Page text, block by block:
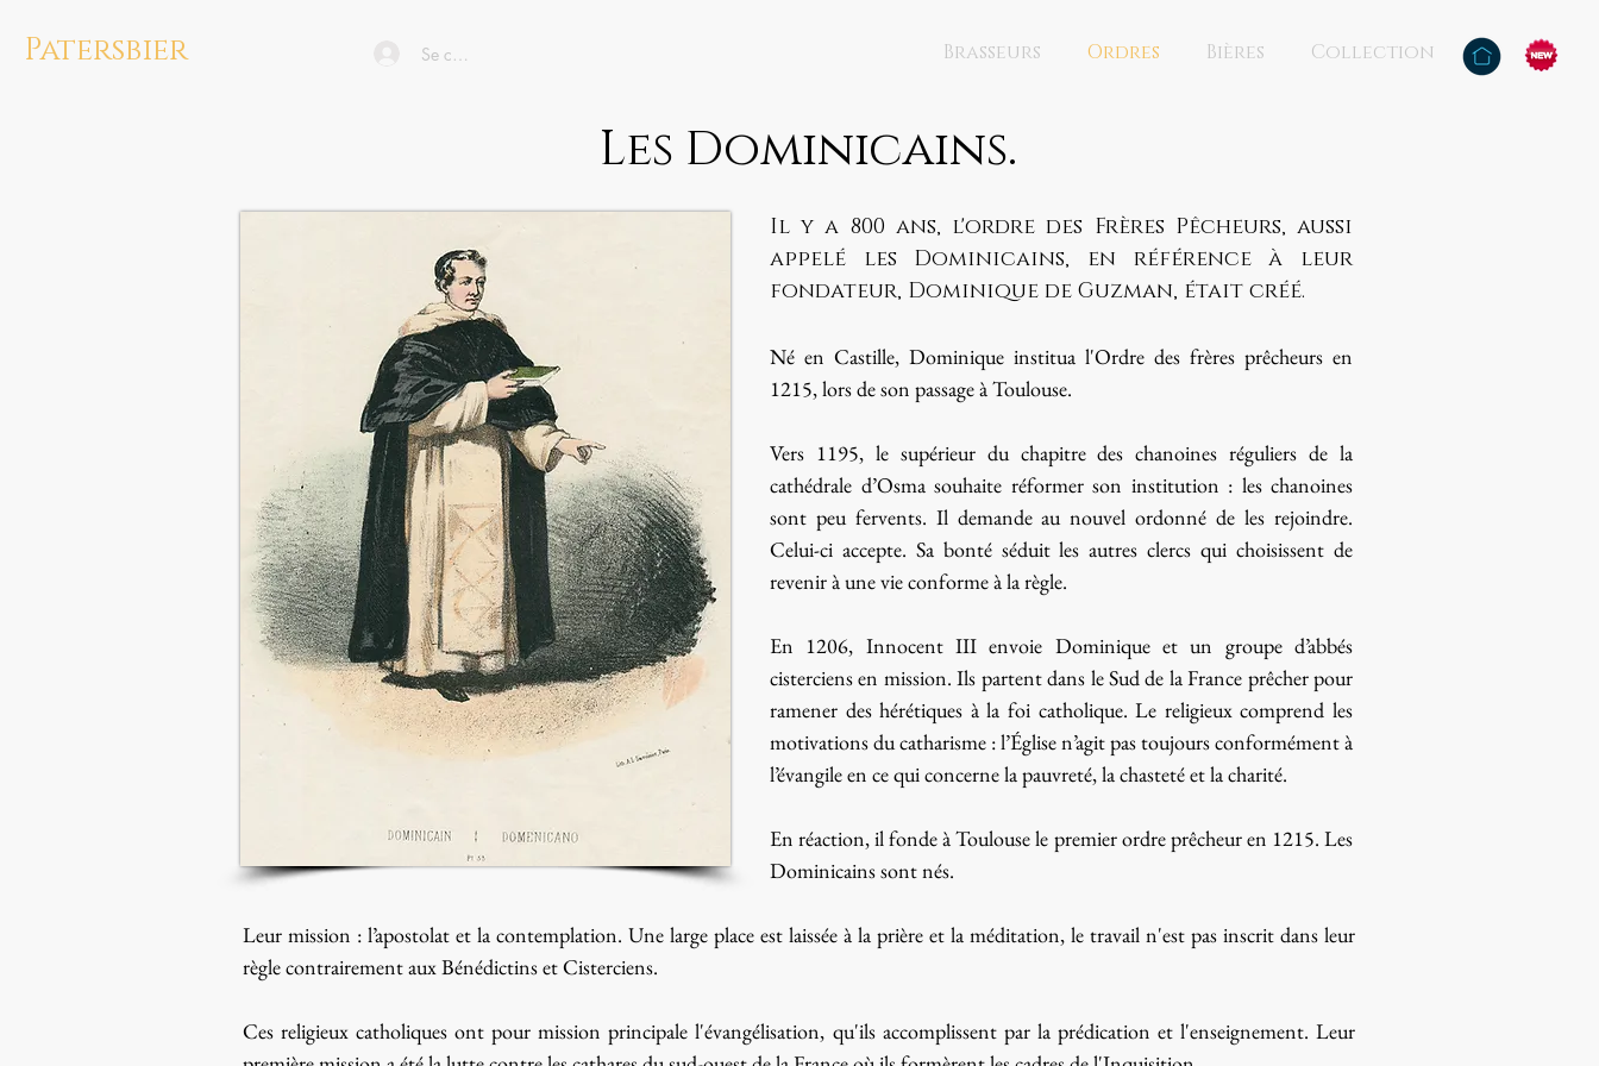
Patersbier Se connecter Brasseurs Ordres Bières Collection
Les Dominicains.
Il y a 800 ans, l'ordre des Frères Pêcheurs, aussi
appelé les Dominicains, en référence à leur
fondateur, Dominique de Guzman, était créé.
Né en Castille, Dominique institua l'Ordre des frères prêcheurs en
1215, lors de son passage à Toulouse.
Vers 1195, le supérieur du chapitre des chanoines réguliers de la
cathédrale d’Osma souhaite réformer son institution : les chanoines
sont peu fervents. Il demande au nouvel ordonné de les rejoindre.
Celui-ci accepte. Sa bonté séduit les autres clercs qui choisissent de
revenir à une vie conforme à la règle.
En 1206, Innocent III envoie Dominique et un groupe d’abbés
cisterciens en mission. Ils partent dans le Sud de la France prêcher pour
ramener des hérétiques à la foi catholique. Le religieux comprend les
motivations du catharisme : l’Église n’agit pas toujours conformément à
l’évangile en ce qui concerne la pauvreté, la chasteté et la charité.
En réaction, il fonde à Toulouse le premier ordre prêcheur en 1215. Les
Dominicains sont nés.
Leur mission : l’apostolat et la contemplation. Une large place est laissée à la prière et la méditation, le travail n'est pas inscrit dans leur
règle contrairement aux Bénédictins et Cisterciens.
Ces religieux catholiques ont pour mission principale l'évangélisation, qu'ils accomplissent par la prédication et l'enseignement. Leur